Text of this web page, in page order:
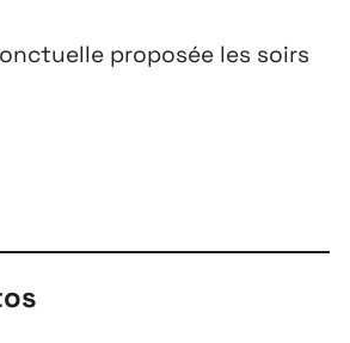
proposée les soirs